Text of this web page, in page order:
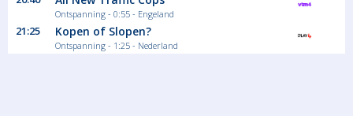
Ontspanning - 0:55 - Engeland
21:25 Kopen of Slopen?
Ontspanning - 1:25 - Nederland